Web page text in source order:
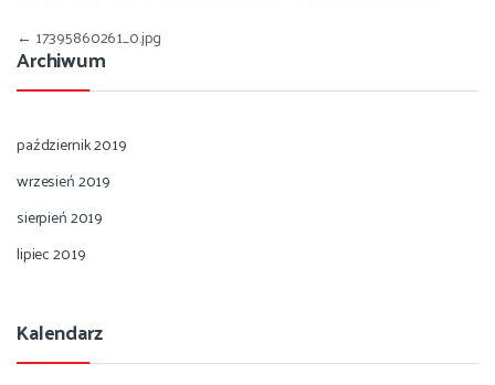
Nawigacja wpisu
← 17395860261_0.jpg
Archiwum
październik 2019
wrzesień 2019
sierpień 2019
lipiec 2019
Kalendarz